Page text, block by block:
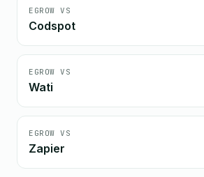
EGROW VS
Codspot
EGROW VS
Wati
EGROW VS
Zapier